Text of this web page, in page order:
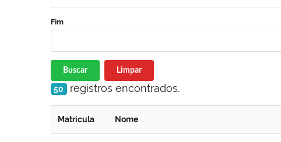
Fim
Buscar Limpar
50 registros encontrados.
Matrícula Nome